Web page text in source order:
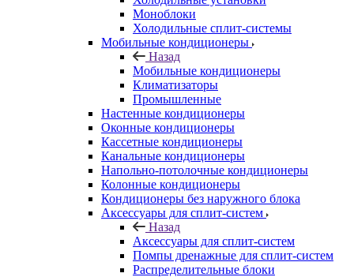
Моноблоки
Холодильные сплит-системы
Мобильные кондиционеры
Назад
Мобильные кондиционеры
Климатизаторы
Промышленные
Настенные кондиционеры
Оконные кондиционеры
Кассетные кондиционеры
Канальные кондиционеры
Напольно-потолочные кондиционеры
Колонные кондиционеры
Кондиционеры без наружного блока
Аксессуары для сплит-систем
Назад
Аксессуары для сплит-систем
Помпы дренажные для сплит-систем
Распределительные блоки